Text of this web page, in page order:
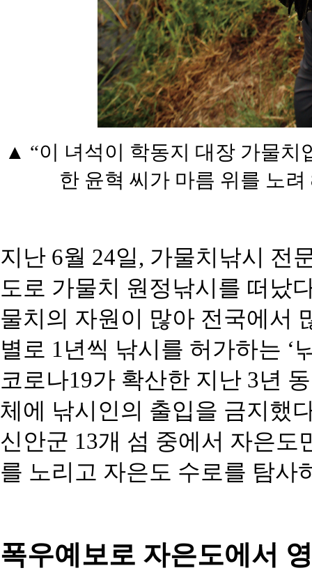
▲ “이 녀석이 학동지 대장 가물치
한 윤혁 씨가 마름 위를 노
지난 6월 24일, 가물치낚시 전
도로 가물치 원정낚시를 떠났
물치의 자원이 많아 전국에서
별로 1년씩 낚시를 허가하는 ‘
코로나19가 확산한 지난 3년
체에 낚시인의 출입을 금지했
신안군 13개 섬 중에서 자은도
를 노리고 자은도 수로를 탐사
폭우예보로 자은도에서